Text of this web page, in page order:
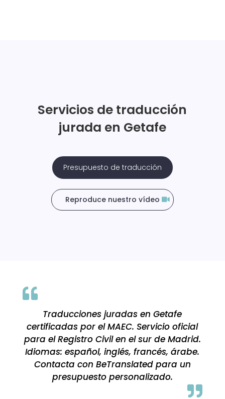
Servicios de traducción
jurada en Getafe
Presupuesto de traducción
Reproduce nuestro vídeo

Traducciones juradas en Getafe
certificadas por el MAEC. Servicio oficial
para el Registro Civil en el sur de Madrid.
Idiomas: español, inglés, francés, árabe.
Contacta con BeTranslated para un
presupuesto personalizado.
